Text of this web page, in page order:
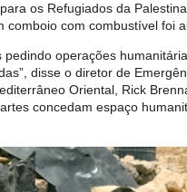
os Refugiados da
comboio com combustível foi
pedindo operações
disse o diretor de
Oriental, Rick
concedam espaço